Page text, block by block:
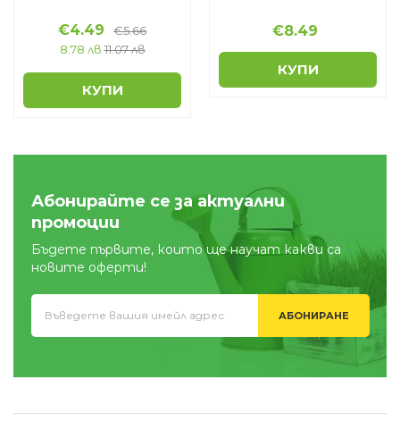
€4.49 €5.66
8.78 лв 11.07 лв
КУПИ
€8.49
КУПИ
Абонирайте се за актуални
промоции
Бъдете първите, които ще научат какви са
новите оферти!
АБОНИРАНЕ